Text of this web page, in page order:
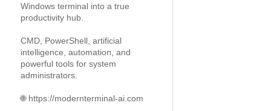
Windows terminal into a true
productivity hub.
CMD, PowerShell, artificial
intelligence, automation, and
powerful tools for system
administrators.
🌐 https://modernterminal-ai.com